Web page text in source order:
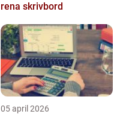
rena skrivbord
05 april 2026